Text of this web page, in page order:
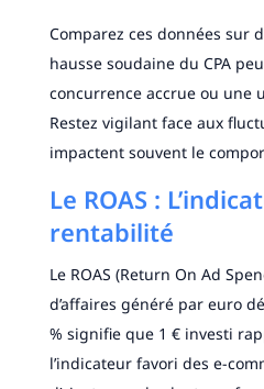
Comparez ces données sur
hausse soudaine du CPA
concurrence accrue ou une
Restez vigilant face aux
impactent souvent le
Le ROAS :
rentabilité
Le ROAS (Return On Ad
d’affaires généré par euro
% signifie que 1 € investi
l’indicateur favori des e-